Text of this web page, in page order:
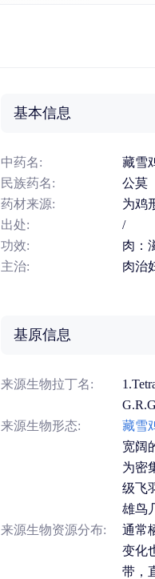
基本信息
中药名:
藏雪
民族药名:
公莫
药材来源:
为鸡
出处:
/
功效:
肉：
主治:
肉治
基原信息
来源生物拉丁名:
来源生物形态:
藏雪
宽阔
为密
级飞
雄鸟
来源生物资源分布:
通常
变化
带，